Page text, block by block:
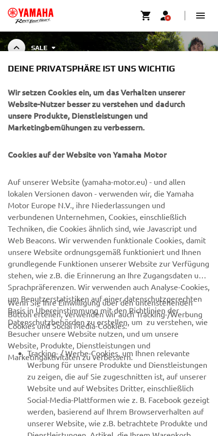
SALE
OUTLET
MEHR VON YAMAHA
SUPPORT
NEWSLETTER
Erfahre als Erster von den neuesten Angeboten,
Sonderveranstaltungen, Neuerscheinungen und vielem mehr.
ABONNIEREN
Lesen Sie unsere Datenschutzrichtlinie, um zu erfahren, wie wir
Ihre persönlichen Daten verarbeiten: Datenschutzerklärung
Germany (German)
DEINE PRIVATSPHÄRE IST UNS WICHTIG
Wir setzen Cookies ein, um das Verhalten unserer
Website-Nutzer besser zu verstehen und dadurch
unsere Produkte, Dienstleistungen und
Marketingbemühungen zu verbessern.
Cookies auf der Website von Yamaha Motor
Auf unserer Website (yamaha-motor.eu) - und allen
lokalen Versionen davon - verwenden wir, die Yamaha
Motor Europe N.V., ihre Niederlassungen und
verbundenen Unternehmen, Cookies, einschließlich
Techniken, die Cookies ähnlich sind, wie Javascript und
Web Beacons. Wir verwenden funktionale Cookies, damit
unsere Website ordnungsgemäß funktioniert und Ihnen
grundlegende Funktionen unserer Website zur Verfügung
stehen, wie z.B. die Erinnerung an Ihre Zugangsdaten und
Sprachpräferenzen. Wir verwenden auch Analyse-Cookies,
um Benutzerstatistiken auf einer datenschutzgerechten
Basis in Übereinstimmung mit den Richtlinien der
Datenschutzbehörden zu erstellen, um zu verstehen, wie
Besucher unsere Website nutzen, und um unsere
Website, Produkte, Dienstleistungen und
Marketingaktivitäten zu verbessern.
Wenn Sie Ihre Einwilligung über den untenstehenden
Button erteilen, verwenden wir auch Tracking-/Werbung
Cookies und Social Media-Cookies:
Tracking- / Werbe-Cookies, um Ihnen relevante
Werbung für unsere Produkte und Dienstleistungen
zu zeigen, die auf Sie zugeschnitten ist, auf unserer
Website und auf Websites Dritter, einschließlich
Social-Media-Plattformen wie z. B. Facebook gezeigt
werden, basierend auf Ihrem Browserverhalten auf
unserer Website, wie z.B. betrachtete Produkte und